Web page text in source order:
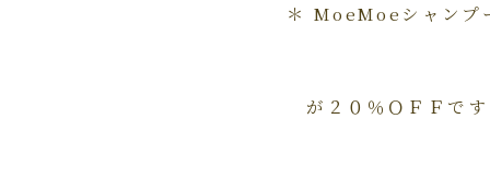
＊ MoeMoeシャン
が２０％ＯＦＦで